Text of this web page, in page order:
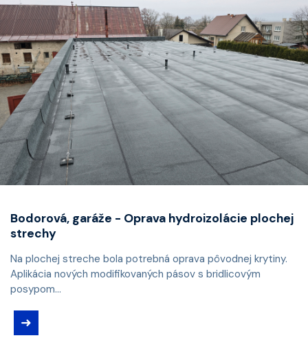
Bodorová, garáže - Oprava hydroizolácie plochej
strechy
Na plochej streche bola potrebná oprava pôvodnej krytiny.
Aplikácia nových modifikovaných pásov s bridlicovým
posypom...
➜